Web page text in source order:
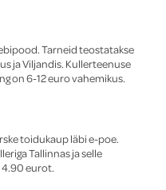
Tarneid teostatakse
ja Viljandis. Kullerteenuse
on 6-12 euro vahemikus.
toidukaup läbi e-poe.
Tallinnas ja selle
eurot.